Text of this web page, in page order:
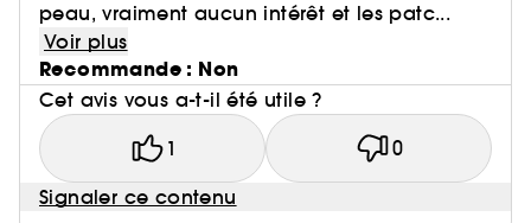
peau, vraiment aucun intérêt et les patc...
Voir plus
Recommande : Non
Cet avis vous a-t-il été utile ?
1 0
Signaler ce contenu